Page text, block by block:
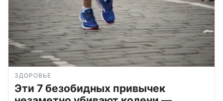
ЗДОРОВЬЕ
Эти 7 безобидных привычек